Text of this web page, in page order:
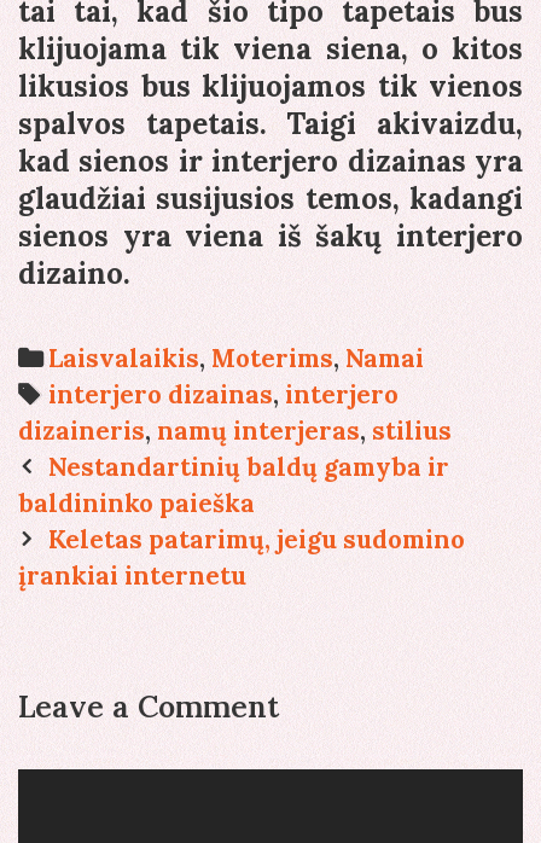
tai tai, kad šio tipo tapetais bus
klijuojama tik viena siena, o kitos
likusios bus klijuojamos tik vienos
spalvos tapetais. Taigi akivaizdu,
kad sienos ir interjero dizainas yra
glaudžiai susijusios temos, kadangi
sienos yra viena iš šakų interjero
dizaino.
Categories
Laisvalaikis,Moterims, Namai
Tags
interjero dizainas,interjero
dizaineris, namų interjeras, stilius
Post
navigation
Nestandartinių baldų gamyba ir
baldininko paieška
Keletas patarimų, jeigu sudomino
įrankiai internetu
Leave a Comment